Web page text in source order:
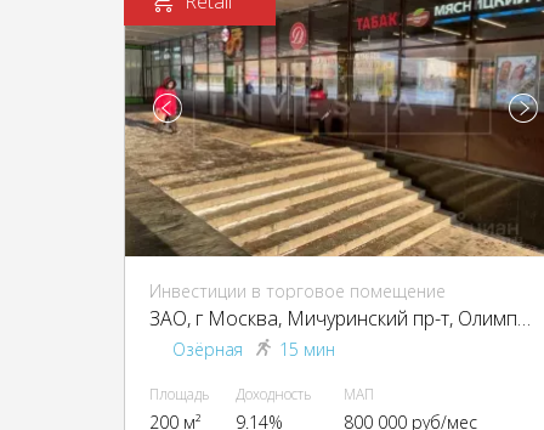
Инвестиции в торговое помещение
ЗАО, г Москва, Мичуринский пр-т, Олимпийская деревня ул., 4, кор. 3
Озёрная 15 мин
Площадь
200 м²
Доходность
9.14%
МАП
800 000 руб/мес